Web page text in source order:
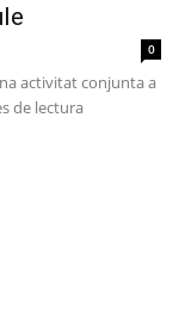
0
activitat conjunta a
de lectura